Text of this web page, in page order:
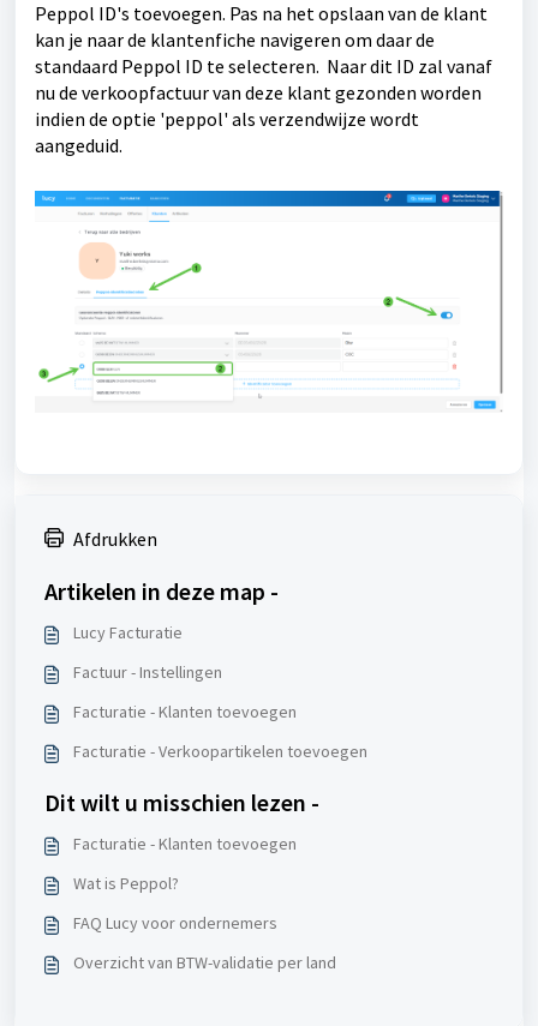
Peppol ID's toevoegen. Pas na het opslaan van de klant
kan je naar de klantenfiche navigeren om daar de
standaard Peppol ID te selecteren. Naar dit ID zal vanaf
nu de verkoopfactuur van deze klant gezonden worden
indien de optie 'peppol' als verzendwijze wordt
aangeduid.
Afdrukken
Artikelen in deze map -
Lucy Facturatie
Factuur - Instellingen
Facturatie - Klanten toevoegen
Facturatie - Verkoopartikelen toevoegen
Dit wilt u misschien lezen -
Facturatie - Klanten toevoegen
Wat is Peppol?
FAQ Lucy voor ondernemers
Overzicht van BTW-validatie per land